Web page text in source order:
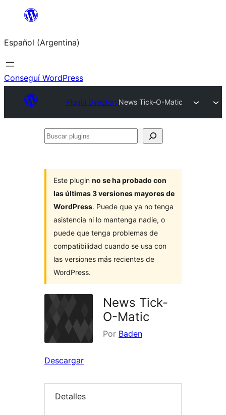
Saltar
contenido
Español (Argentina)
Conseguí WordPress
Plugin DirectoryNews Tick-O-Matic
Buscar
Este plugin no se ha probado con
las últimas 3 versiones mayores de
WordPress. Puede que ya no tenga
asistencia ni lo mantenga nadie, o
puede que tenga problemas de
compatibilidad cuando se usa con
las versiones más recientes de
WordPress.
News Tick-
O-Matic
Por Baden
Descargar
Detalles